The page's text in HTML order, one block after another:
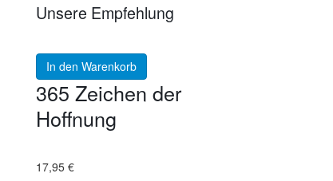
Unsere Empfehlung
In den Warenkorb
365 Zeichen der
Hoffnung
17,95 €